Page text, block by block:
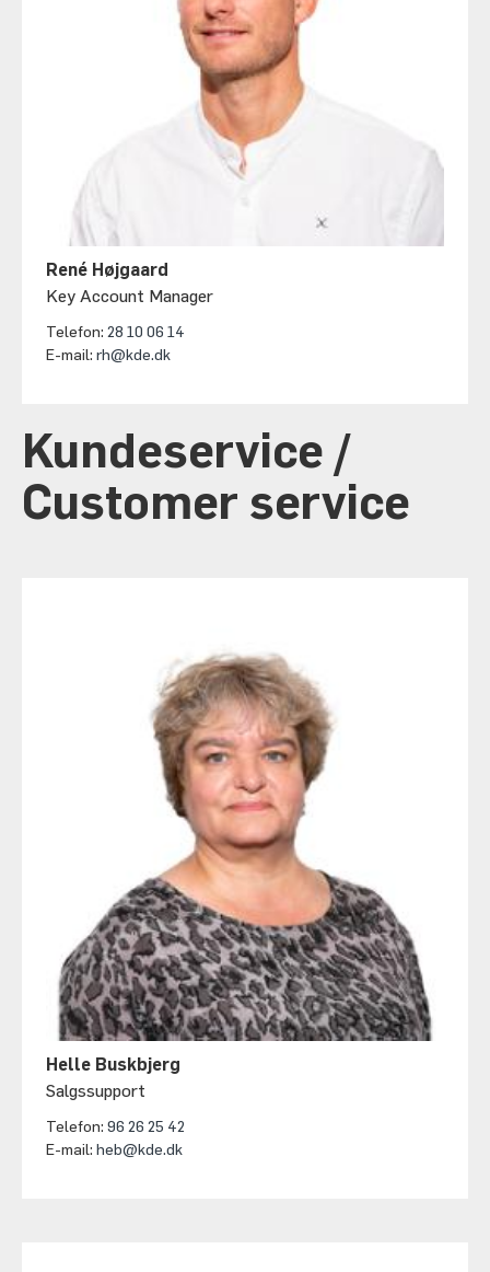
René Højgaard
Key Account Manager
Telefon: 28 10 06 14
E-mail: rh@kde.dk
Kundeservice /
Customer service
Helle Buskbjerg
Salgssupport
Telefon: 96 26 25 42
E-mail: heb@kde.dk